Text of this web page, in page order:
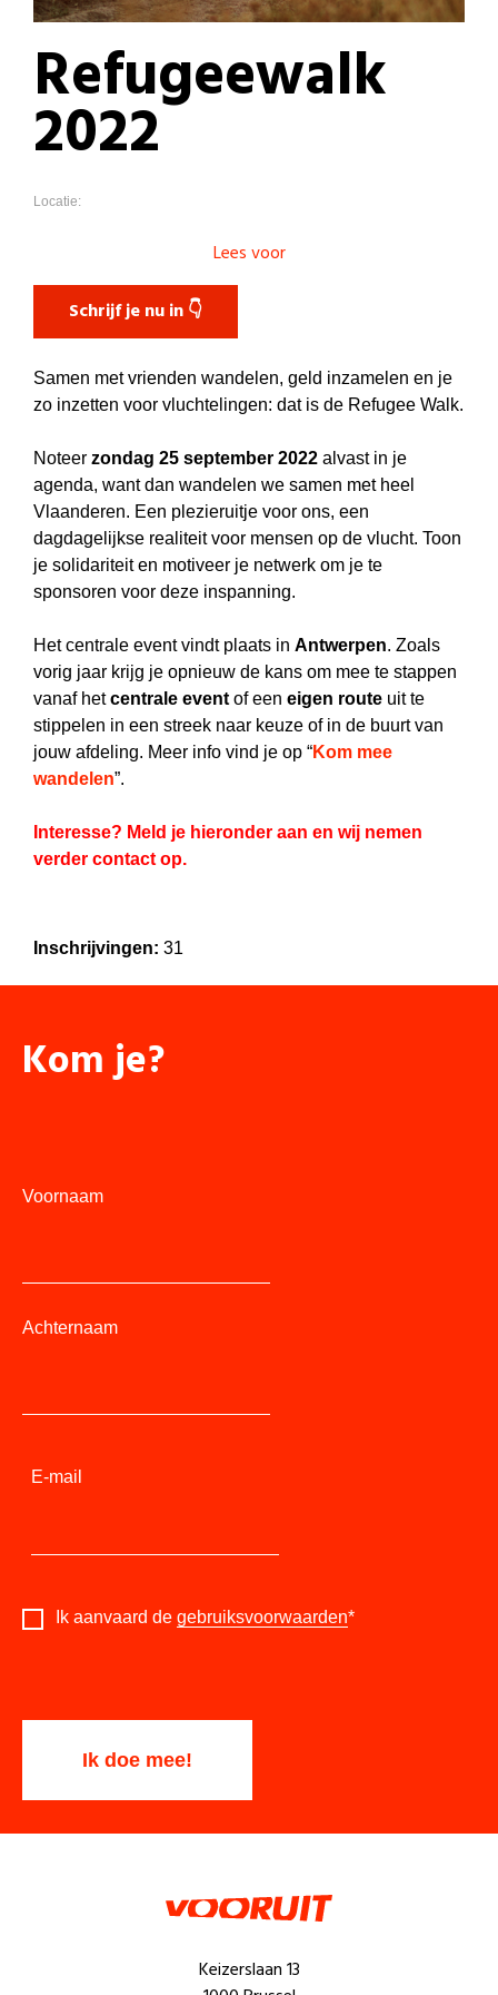
Refugeewalk
2022
Locatie:
Lees voor
Schrijf je nu in 👇
Samen met vrienden wandelen, geld inzamelen en je
zo inzetten voor vluchtelingen: dat is de Refugee Walk.
Noteer zondag 25 september 2022 alvast in je
agenda, want dan wandelen we samen met heel
Vlaanderen. Een plezieruitje voor ons, een
dagdagelijkse realiteit voor mensen op de vlucht. Toon
je solidariteit en motiveer je netwerk om je te
sponsoren voor deze inspanning.
Het centrale event vindt plaats inAntwerpen. Zoals
vorig jaar krijg je opnieuw de kans om mee te stappen
vanaf hetcentrale event of eeneigen route uit te
stippelen in een streek naar keuze of in de buurt van
jouw afdeling. Meer info vind je op “Kom mee
wandelen”.
Interesse? Meld je hieronder aan en wij nemen
verder contact op.
Inschrijvingen: 31
Kom je?
Voornaam
Achternaam
E-mail
Ik aanvaard de gebruiksvoorwaarden*
Keizerslaan 13